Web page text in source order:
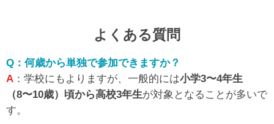
よくある質問
Q：何歳から単独で参加できますか？
A ：学校にもよりますが、一般的には小学3〜4年生
（8〜10歳）頃から高校3年生が対象となることが多いで
す。